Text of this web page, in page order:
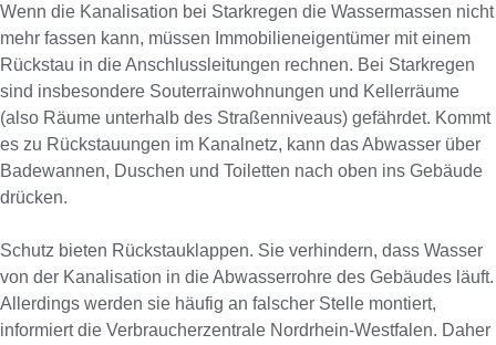
Wenn die Kanalisation bei Starkregen die Wassermassen nicht
mehr fassen kann, müssen Immobilieneigentümer mit einem
Rückstau in die Anschlussleitungen rechnen. Bei Starkregen
sind insbesondere Souterrainwohnungen und Kellerräume
(also Räume unterhalb des Straßenniveaus) gefährdet. Kommt
es zu Rückstauungen im Kanalnetz, kann das Abwasser über
Badewannen, Duschen und Toiletten nach oben ins Gebäude
drücken.
Schutz bieten Rückstauklappen. Sie verhindern, dass Wasser
von der Kanalisation in die Abwasserrohre des Gebäudes läuft.
Allerdings werden sie häufig an falscher Stelle montiert,
informiert die Verbraucherzentrale Nordrhein-Westfalen. Daher